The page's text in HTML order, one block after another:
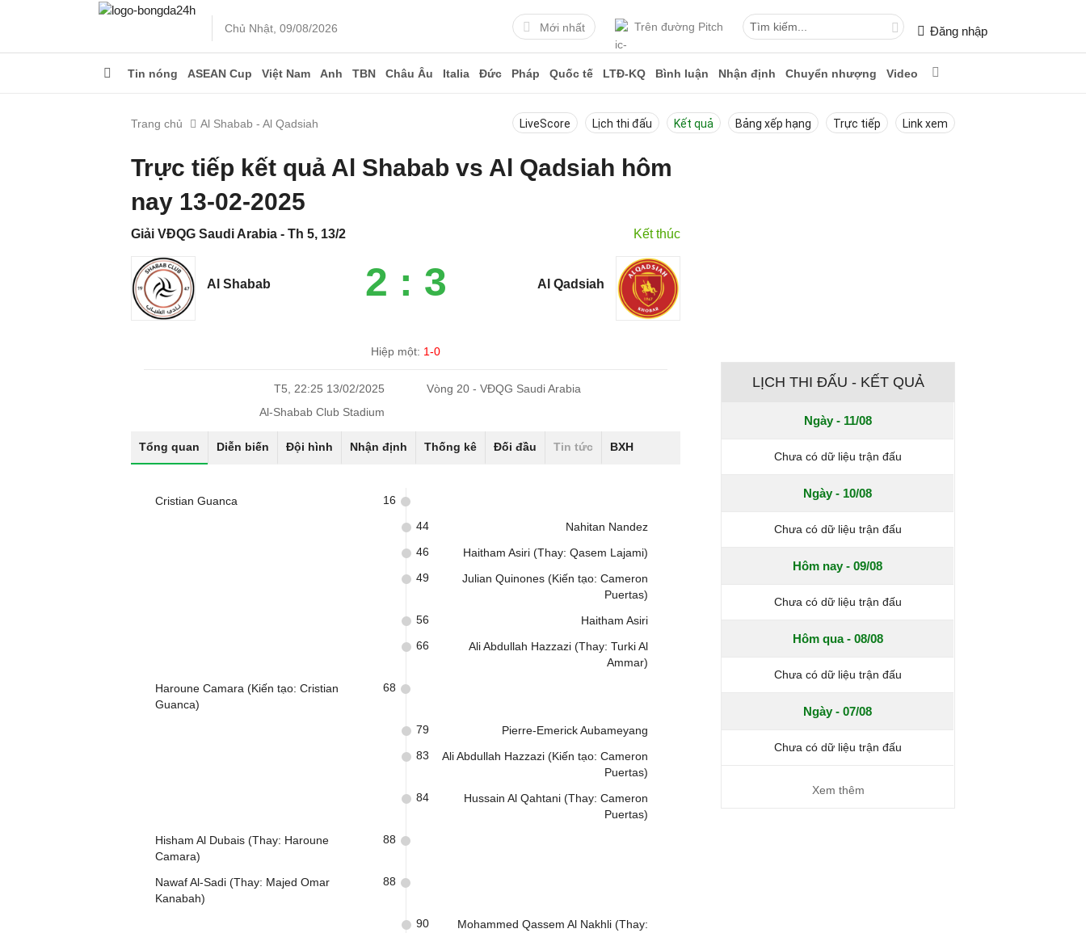
Chủ Nhật, 09/08/2026 Mới nhất Trên đường Pitch Đăng nhập
Tin nóng ASEAN Cup Việt Nam Anh TBN Châu Âu Italia Đức Pháp Quốc tế LTĐ-KQ Bình luận Nhận định Chuyển nhượng Video
Trang chủ Al Shabab - Al Qadsiah LiveScore Lịch thi đấu Kết quả Bảng xếp hạng Trực tiếp Link xem
Trực tiếp kết quả Al Shabab vs Al Qadsiah hôm
nay 13-02-2025
Giải VĐQG Saudi Arabia - Th 5, 13/2 Kết thúc
Al Shabab 2 : 3 Al Qadsiah
Hiệp một: 1-0
T5, 22:25 13/02/2025
Vòng 20 - VĐQG Saudi Arabia
Al-Shabab Club Stadium
Tổng quan Diễn biến Đội hình Nhận định Thống kê Đối đầu Tin tức BXH
Cristian Guanca 16
Nahitan Nandez
44
Haitham Asiri (Thay: Qasem Lajami)
46
Julian Quinones (Kiến tạo: Cameron
Puertas)
49
Haitham Asiri
56
Ali Abdullah Hazzazi (Thay: Turki Al
Ammar)
66
Haroune Camara (Kiến tạo: Cristian
Guanca)
68
Pierre-Emerick Aubameyang
79
Ali Abdullah Hazzazi (Kiến tạo: Cameron
Puertas)
83
Hussain Al Qahtani (Thay: Cameron
Puertas)
84
Hisham Al Dubais (Thay: Haroune
Camara)
88
Nawaf Al-Sadi (Thay: Majed Omar
Kanabah)
88
Mohammed Qassem Al Nakhli (Thay:
90
LỊCH THI ĐẤU - KẾT QUẢ
Ngày - 11/08
Chưa có dữ liệu trận đấu
Ngày - 10/08
Chưa có dữ liệu trận đấu
Hôm nay - 09/08
Chưa có dữ liệu trận đấu
Hôm qua - 08/08
Chưa có dữ liệu trận đấu
Ngày - 07/08
Chưa có dữ liệu trận đấu
Xem thêm